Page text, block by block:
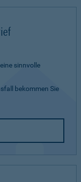
sinnvolle
bekommen Sie